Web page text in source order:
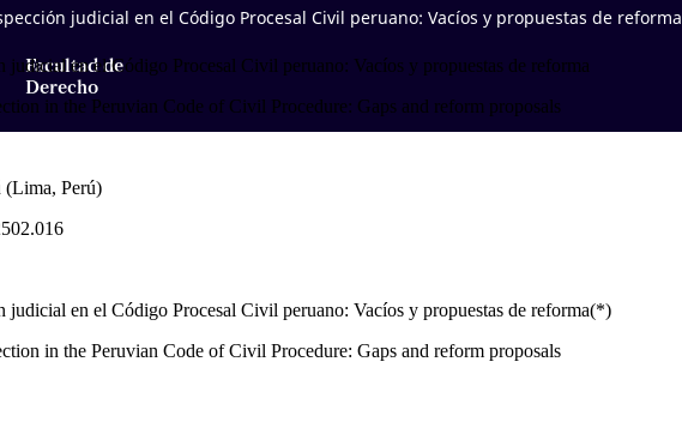
Facultad de
Derecho
judicial en el Código Procesal Civil peruano: Vacíos y propuestas de reforma